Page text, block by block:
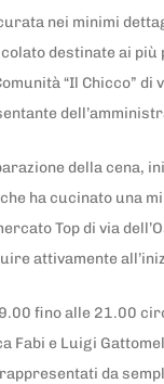
nei minimi
destinate ai
“Il Chicco”
della cena,
ha cucinato una
Top di via
attivamente
fino alle 21.00
Fabi e Luigi
da